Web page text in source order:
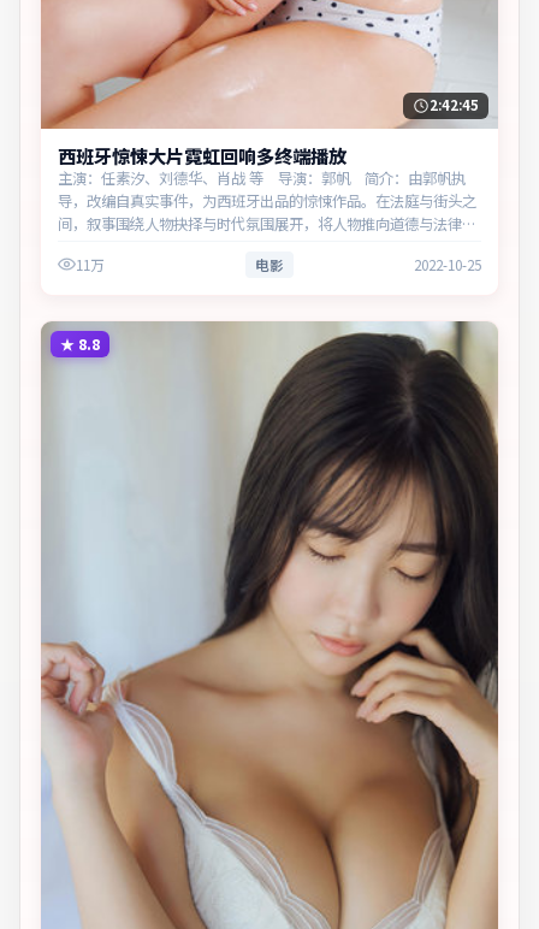
2:42:45
西班牙惊悚大片霓虹回响多终端播放
主演：任素汐、刘德华、肖战 等 导演：郭帆 简介：由郭帆执
导，改编自真实事件，为西班牙出品的惊悚作品。在法庭与街头之
间，叙事围绕人物抉择与时代氛围展开，将人物推向道德与法律的
11万 电影 2022-10-25
★ 8.8